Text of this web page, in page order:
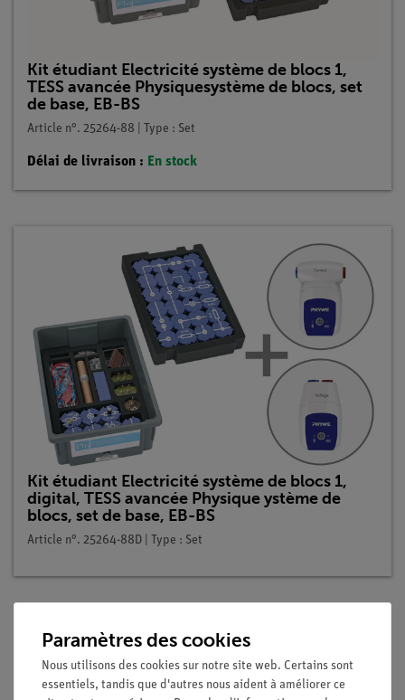
Kit étudiant Electricité système de blocs 1,
TESS avancée Physiquesystème de blocs, set
de base, EB-BS
Article n°. 25264-88 | Type : Set
Délai de livraison : En stock
Kit étudiant Electricité système de blocs 1,
digital, TESS avancée Physique ystème de
blocs, set de base, EB-BS
Article n°. 25264-88D | Type : Set
Description
Principe
Paramètres des cookies
Nous utilisons des cookies sur notre site web. Certains sont
essentiels, tandis que d'autres nous aident à améliorer ce